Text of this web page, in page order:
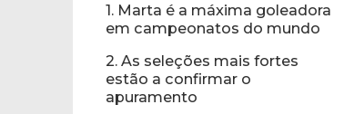
1. Marta é a máxima goleadora
em campeonatos do mundo
2. As seleções mais fortes
estão a confirmar o
apuramento